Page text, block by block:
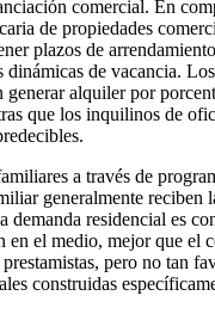
comercial. En
de propiedades
plazos de
dinámicas de vacancia.
generar alquiler por
que los inquilinos de
a través de
generalmente reciben
demanda residencial es
en el medio, mejor que el
pero no tan
construidas